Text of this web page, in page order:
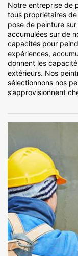
Notre entreprise de
tous propriétaires
pose de peinture
accumulées sur de
capacités pour
expériences,
donnent les
extérieurs. Nos
sélectionnons nos
s’approvisionnent